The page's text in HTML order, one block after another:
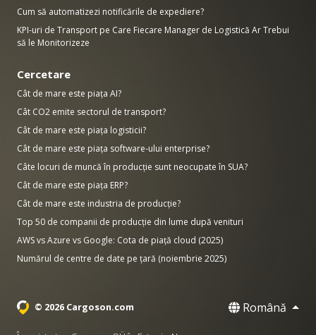
Cum să automatizezi notificările de expediere?
KPI-uri de Transport pe Care Fiecare Manager de Logistică Ar Trebui
să le Monitorizeze
Cercetare
Cât de mare este piața AI?
Cât CO2 emite sectorul de transport?
Cât de mare este piața logisticii?
Cât de mare este piața software-ului enterprise?
Câte locuri de muncă în producție sunt neocupate în SUA?
Cât de mare este piața ERP?
Cât de mare este industria de producție?
Top 50 de companii de producție din lume după venituri
AWS vs Azure vs Google: Cota de piață cloud (2025)
Numărul de centre de date pe țară (noiembrie 2025)
© 2026 Cargoson.com Română